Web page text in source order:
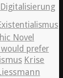
Digitalisierung
Novel
prefer
Krise